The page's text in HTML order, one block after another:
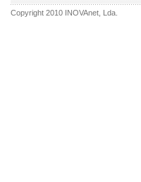
Copyright 2010 INOVAnet , Lda.